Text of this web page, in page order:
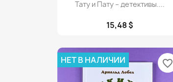

Тату и Пату – детективы....
15,48 $
НЕТ В НАЛИЧИИ favorite_border